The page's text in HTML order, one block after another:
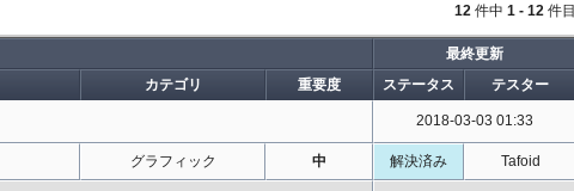
12 件中 1 - 12 件目
最終更新
カテゴリ 重要度 ステータス テスター
2018-03-03 01:33
グラフィック 中 解決済み Tafoid